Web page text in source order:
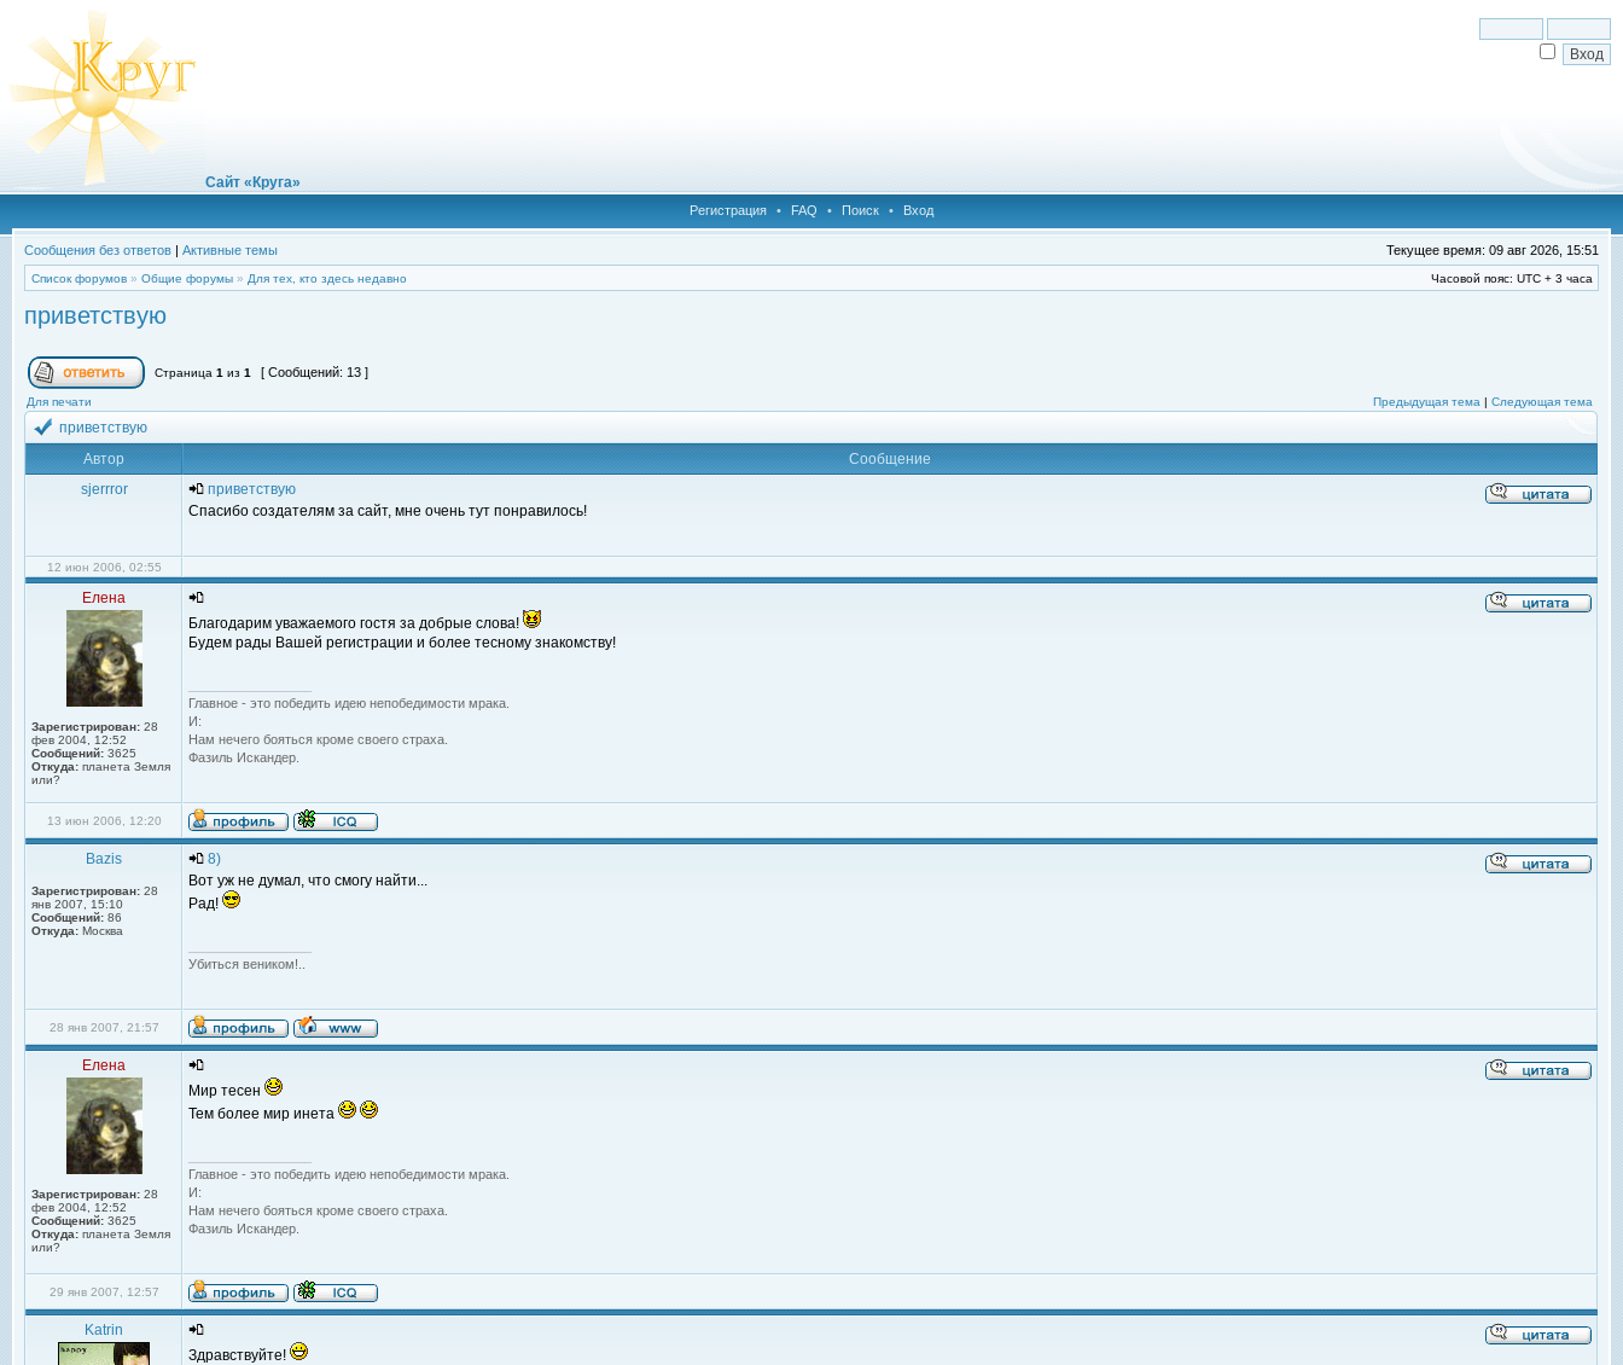
Сайт «Круга»
Регистрация • FAQ • Поиск • Вход
Сообщения без ответов | Активные темы Текущее время: 09 авг 2026, 15:51
Список форумов » Общие форумы » Для тех, кто здесь недавно Часовой пояс: UTC + 3 часа
приветствую
Страница 1 из 1 [ Сообщений: 13 ]
Для печати Предыдущая тема | Следующая тема
приветствую
Автор
Сообщение
sjerrror
приветствую
Спасибо создателям за сайт, мне очень тут понравилось!
12 июн 2006, 02:55
Елена
Зарегистрирован: 28
фев 2004, 12:52
Сообщений: 3625
Откуда: планета Земля
или?
Благодарим уважаемого гостя за добрые слова!
Будем рады Вашей регистрации и более тесному знакомству!
Главное - это победить идею непобедимости мрака.
И:
Нам нечего бояться кроме своего страха.
Фазиль Искандер.
13 июн 2006, 12:20
Bazis
Зарегистрирован: 28
янв 2007, 15:10
Сообщений: 86
Откуда: Москва
8)
Вот уж не думал, что смогу найти...
Рад!
Убиться веником!..
28 янв 2007, 21:57
Елена
Зарегистрирован: 28
фев 2004, 12:52
Сообщений: 3625
Откуда: планета Земля
или?
Мир тесен
Тем более мир инета
Главное - это победить идею непобедимости мрака.
И:
Нам нечего бояться кроме своего страха.
Фазиль Искандер.
29 янв 2007, 12:57
Katrin
Здравствуйте!